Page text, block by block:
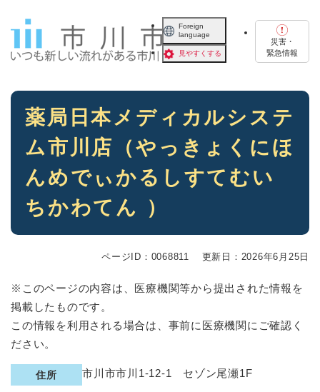
Foreign
language
見やすくする
災害・
緊急情報
本
薬局日本メディカルシステ
ム市川店
（やっきょくにほ
んめでぃかるしすてむい
ちかわてん ）
ページID：0068811 更新日：2026年6月25日
※このページの内容は、医療機関等から提出された情報を
掲載したものです。
この情報を利用される場合は、事前に医療機関にご確認く
ださい。
住所 市川市市川1-12-1 セゾン尾瀬1F